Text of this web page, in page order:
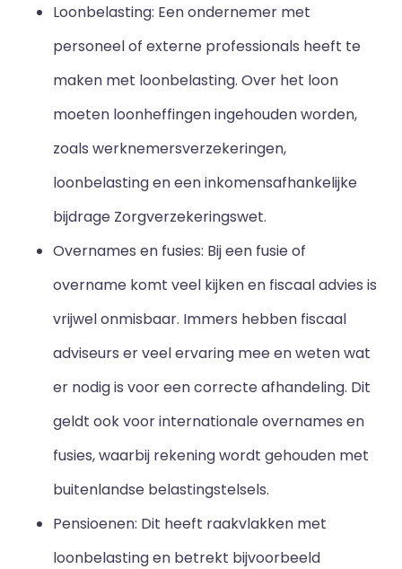
Loonbelasting: Een ondernemer met
personeel of externe professionals heeft te
maken met loonbelasting. Over het loon
moeten loonheffingen ingehouden worden,
zoals werknemersverzekeringen,
loonbelasting en een inkomensafhankelijke
bijdrage Zorgverzekeringswet.
Overnames en fusies: Bij een fusie of
overname komt veel kijken en fiscaal advies is
vrijwel onmisbaar. Immers hebben fiscaal
adviseurs er veel ervaring mee en weten wat
er nodig is voor een correcte afhandeling. Dit
geldt ook voor internationale overnames en
fusies, waarbij rekening wordt gehouden met
buitenlandse belastingstelsels.
Pensioenen: Dit heeft raakvlakken met
loonbelasting en betrekt bijvoorbeeld